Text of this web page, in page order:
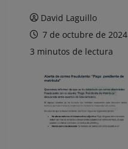
David Laguillo
7 de octubre de 2024
3 minutos de lectura